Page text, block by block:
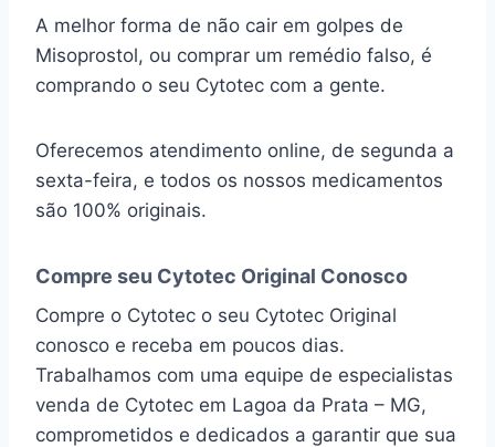
A melhor forma de não cair em golpes de
Misoprostol, ou comprar um remédio falso, é
comprando o seu Cytotec com a gente.
Oferecemos atendimento online, de segunda a
sexta-feira, e todos os nossos medicamentos
são 100% originais.
Compre seu Cytotec Original Conosco
Compre o Cytotec o seu Cytotec Original
conosco e receba em poucos dias.
Trabalhamos com uma equipe de especialistas
venda de Cytotec em Lagoa da Prata – MG,
comprometidos e dedicados a garantir que sua